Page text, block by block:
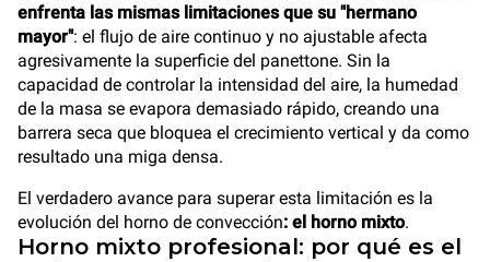
enfrenta las mismas limitaciones que su "hermano
mayor": el flujo de aire continuo y no ajustable afecta
agresivamente la superficie del panettone. Sin la
capacidad de controlar la intensidad del aire, la humedad
de la masa se evapora demasiado rápido, creando una
barrera seca que bloquea el crecimiento vertical y da como
resultado una miga densa.
El verdadero avance para superar esta limitación es la
evolución del horno de convección: el horno mixto.
Horno mixto profesional: por qué es el